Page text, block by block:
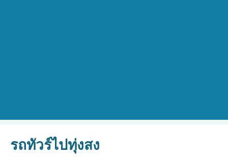
รถทัวร์ไปทุ่งสง